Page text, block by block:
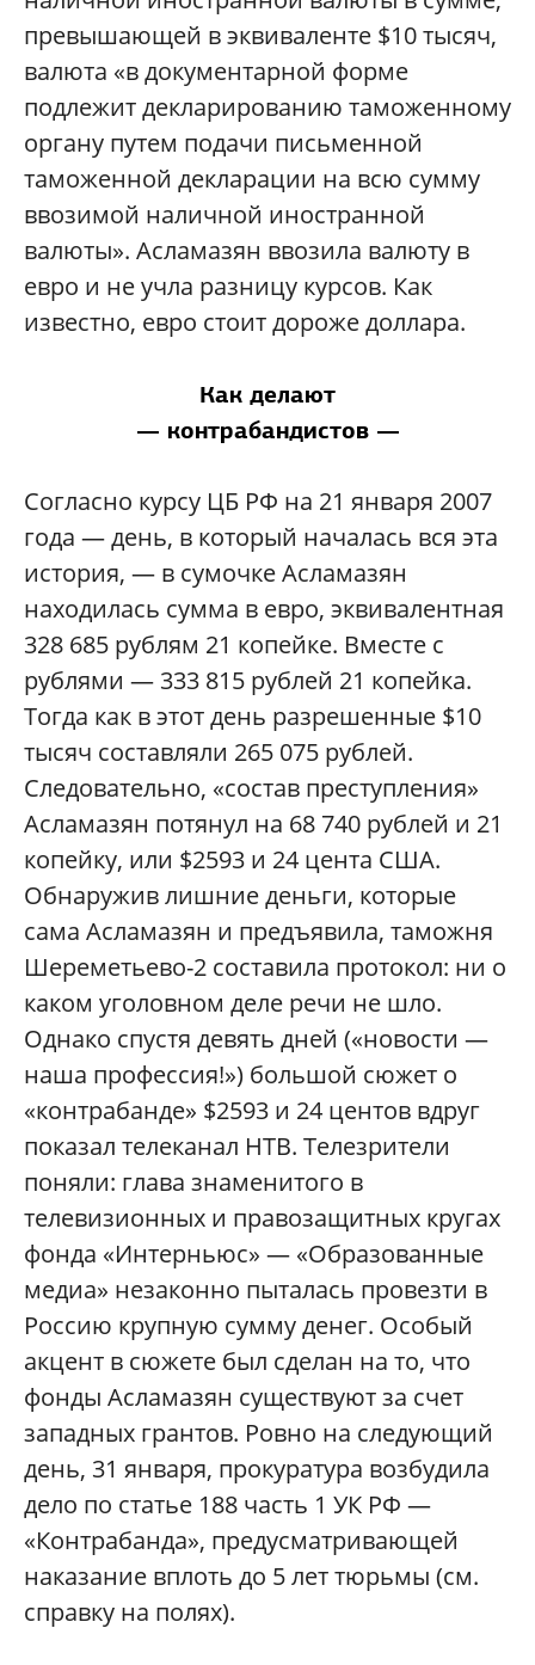
превышающей в эквиваленте $10 тысяч,
валюта «в документарной форме
подлежит декларированию таможенному
органу путем подачи письменной
таможенной декларации на всю сумму
ввозимой наличной иностранной
валюты». Асламазян ввозила валюту в
евро и не учла разницу курсов. Как
известно, евро стоит дороже доллара.
Как делают
— контрабандистов —
Согласно курсу ЦБ РФ на 21 января 2007
года — день, в который началась вся эта
история, — в сумочке Асламазян
находилась сумма в евро, эквивалентная
328 685 рублям 21 копейке. Вместе с
рублями — 333 815 рублей 21 копейка.
Тогда как в этот день разрешенные $10
тысяч составляли 265 075 рублей.
Следовательно, «состав преступления»
Асламазян потянул на 68 740 рублей и 21
копейку, или $2593 и 24 цента США.
Обнаружив лишние деньги, которые
сама Асламазян и предъявила, таможня
Шереметьево-2 составила протокол: ни о
каком уголовном деле речи не шло.
Однако спустя девять дней («новости —
наша профессия!») большой сюжет о
«контрабанде» $2593 и 24 центов вдруг
показал телеканал НТВ. Телезрители
поняли: глава знаменитого в
телевизионных и правозащитных кругах
фонда «Интерньюс» — «Образованные
медиа» незаконно пыталась провезти в
Россию крупную сумму денег. Особый
акцент в сюжете был сделан на то, что
фонды Асламазян существуют за счет
западных грантов. Ровно на следующий
день, 31 января, прокуратура возбудила
дело по статье 188 часть 1 УК РФ —
«Контрабанда», предусматривающей
наказание вплоть до 5 лет тюрьмы (см.
справку на полях).